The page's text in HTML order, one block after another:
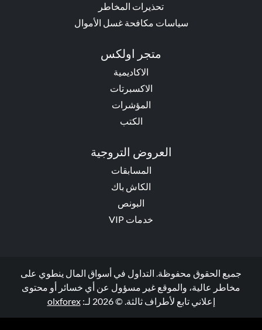
تحذيرات المخاطر
سياسات مكافحة غسل الأموال
متجر اولكس
الاكاديمية
الاكسبرتات
المؤشرات
الكتب
العروض التروجية
المسابقات
الكاش باك
البونص
خدمات VIP
جميع الحقوق محفوظة. التداول في أسواق المال ينطوي على
مخاطر عالية، والموقع غير مسؤول عن أي خسائر أو محتوى
إعلاني تابع لأطراف ثالثة. © 2026 لـ:
olxforex